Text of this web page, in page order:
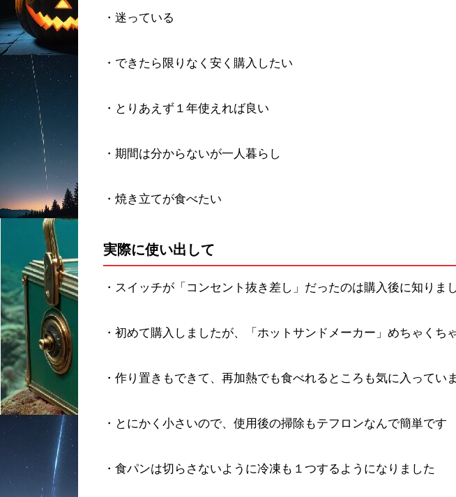
・迷っている
・できたら限りなく安く購入したい
・とりあえず１年使えれば良い
・期間は分からないが一人暮らし
・焼き立てが食べたい
実際に使い出して
・スイッチが「コンセント抜き差し」だったのは購入後に知りま
・初めて購入しましたが、「ホットサンドメーカー」めちゃくち
・作り置きもできて、再加熱でも食べれるところも気に入ってい
・とにかく小さいので、使用後の掃除もテフロンなんで簡単です
・食パンは切らさないように冷凍も１つするようになりました